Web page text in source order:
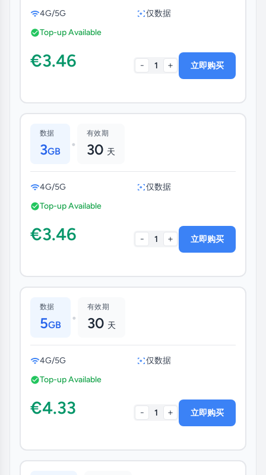
4G/5G
仅数据
Top-up Available
€3.46 - 1 + 立即购买
数据
3GB •
有效期
30 天
4G/5G
仅数据
Top-up Available
€3.46 - 1 + 立即购买
数据
5GB •
有效期
30 天
4G/5G
仅数据
Top-up Available
€4.33 - 1 + 立即购买